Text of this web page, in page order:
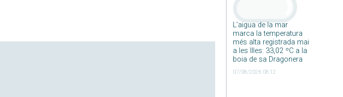
L’aigua de la mar
marca la temperatura
més alta registrada mai
a les Illes: 33,02 ºC a la
boia de sa Dragonera
07/08/2026 08:12